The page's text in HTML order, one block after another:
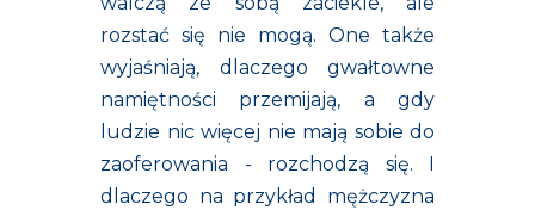
rozstać się nie mogą. One także
wyjaśniają, dlaczego gwałtowne
namiętności przemijają, a gdy
ludzie nic więcej nie mają sobie do
zaoferowania - rozchodzą się. I
dlaczego na przykład mężczyzna